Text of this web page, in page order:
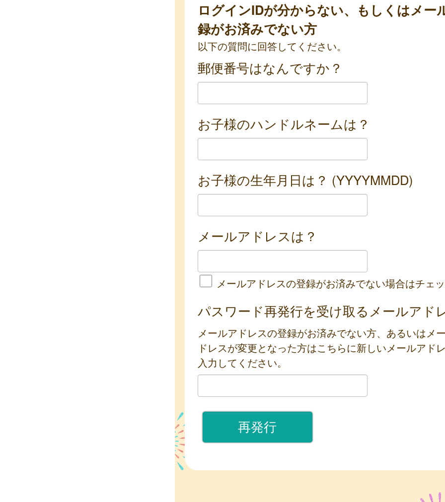
ログインIDが分からない、もしくはメー
録がお済みでない方
以下の質問に回答してください。
郵便番号はなんですか？
お子様のハンドルネームは？
お子様の生年月日は？ (YYYYMMDD)
メールアドレスは？
メールアドレスの登録がお済みでない場合はチェ
パスワード再発行を受け取るメールアド
メールアドレスの登録がお済みでない方、あるいはメ
ドレスが変更となった方はこちらに新しいメールアド
入力してください。